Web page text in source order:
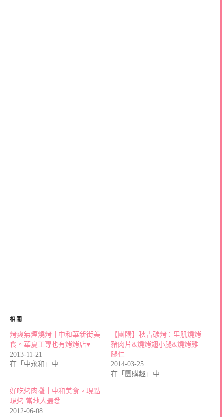
相關
烤爽無煙燒烤┃中和華新街美
食。華夏工專也有烤烤店♥
2013-11-21
在「中永和」中
【團購】秋吉碳烤：里肌燒烤
豬肉片&燒烤翅小腿&燒烤雞
腿仁
2014-03-25
在「團購趣」中
好吃烤肉攤┃中和美食。現點
現烤 當地人最愛
2012-06-08